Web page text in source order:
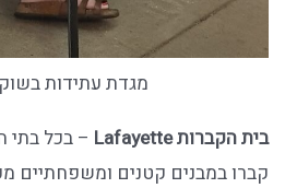
מגדת עתידות
בית הקברותLafayette – בכל בתי
קברו במבנים קטנים ומשפחתיים